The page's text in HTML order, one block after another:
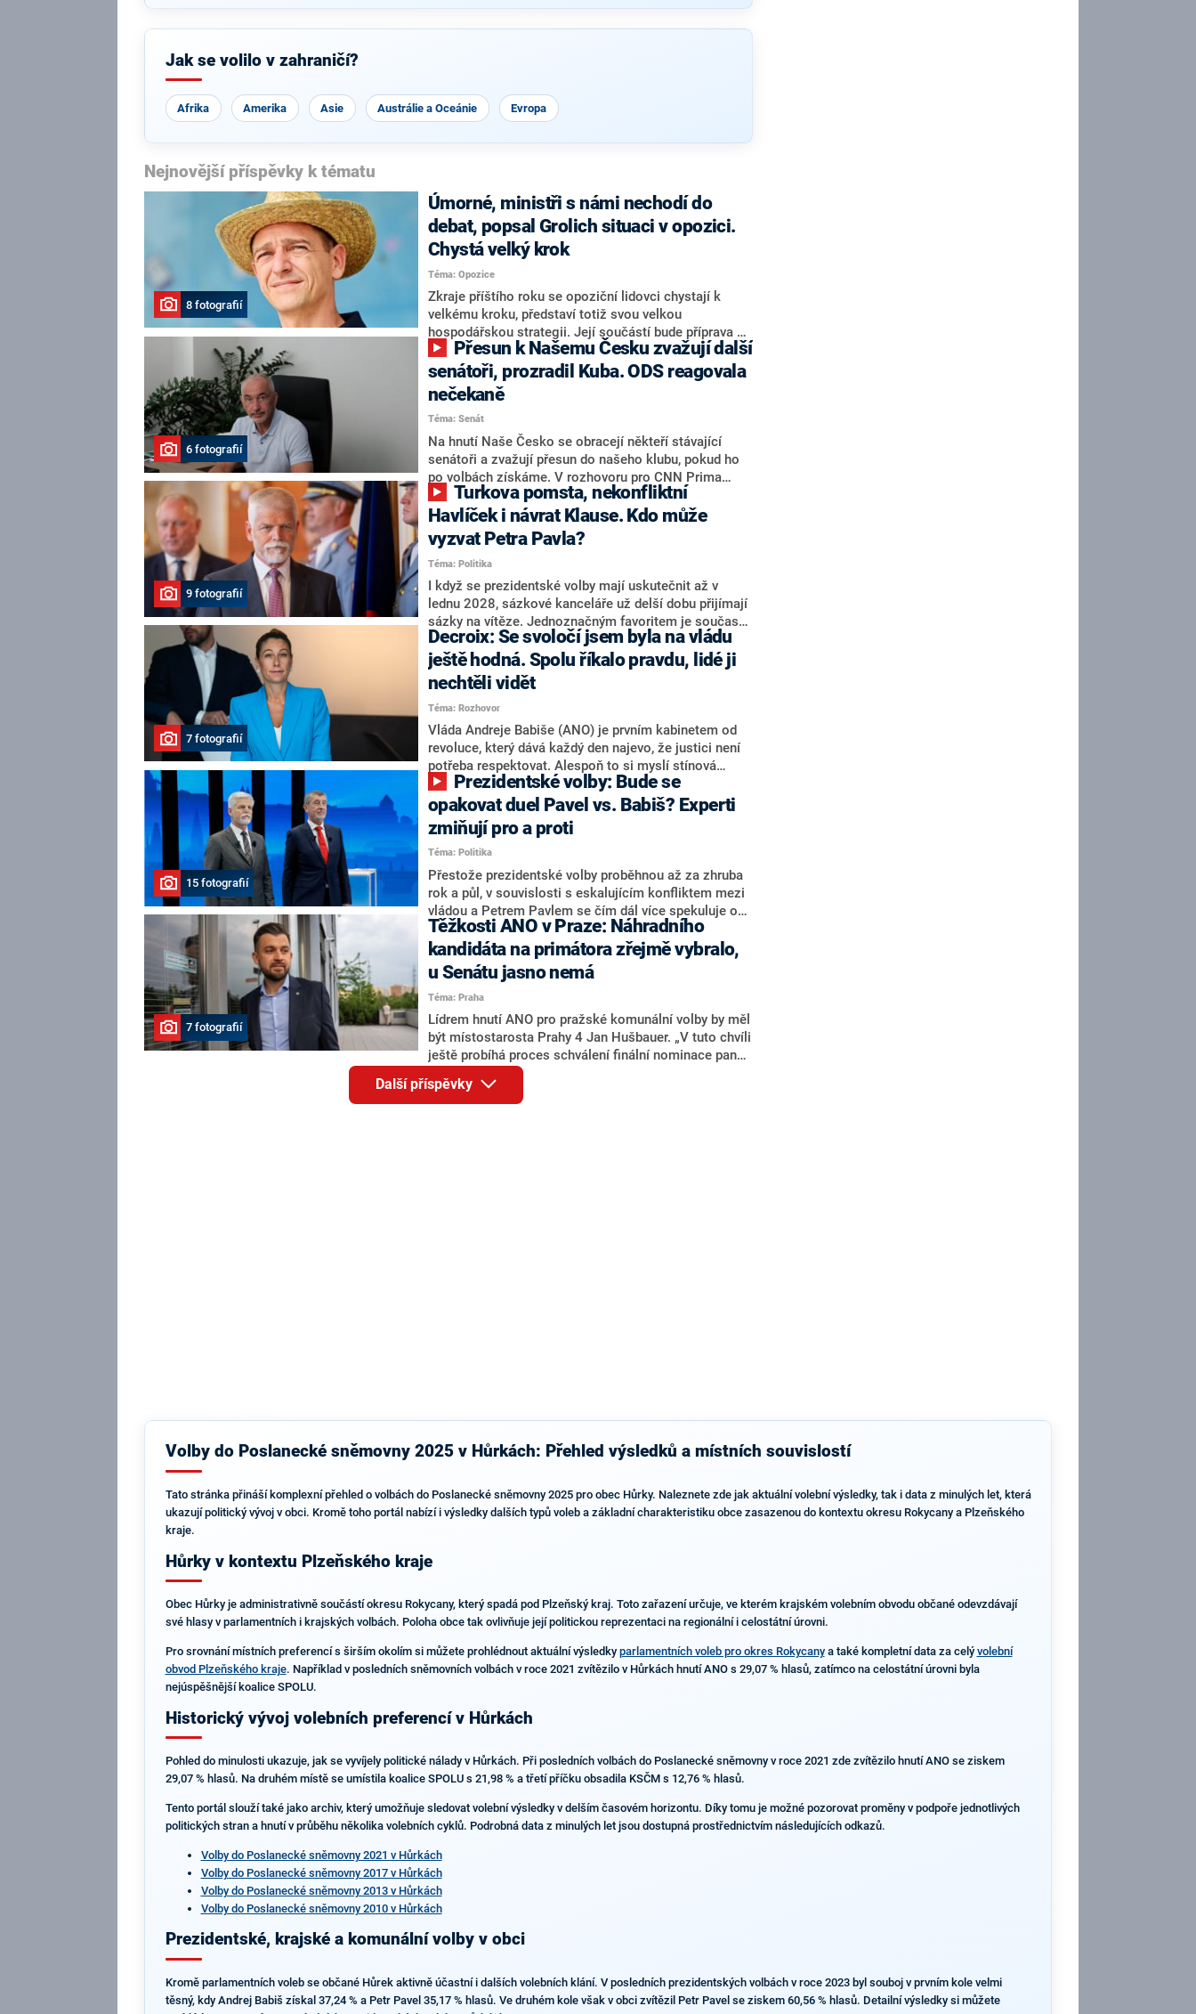
Jak se volilo v zahraničí?
Afrika Amerika Asie Austrálie a Oceánie Evropa
Nejnovější příspěvky k tématu
8 fotografií
Úmorné, ministři s námi nechodí do
debat, popsal Grolich situaci v opozici.
Chystá velký krok
Téma: Opozice
Zkraje příštího roku se opoziční lidovci chystají k
velkému kroku, představí totiž svou velkou
hospodářskou strategii. Její součástí bude příprava na
stárnutí populace, řekl ve středu na setkání s novináři
nový předseda lidovců Jan Grolich. Ten zároveň v
senátních volbách kandiduje ve Vyškově. Popsal i
aktivitu opozice, o níž vládní strany nebo političtí
komentátoři mluví jako o slabé a v defenzivě. „Je to
úmorná práce upozorňovat na chyby vlády. Ministři s
námi navíc nechodí do debat. Chceme ale ukazovat
svoje témata,“ odpověděl Grolich na dotaz CNN Prima
NEWS.
6 fotografií
senátoři, prozradil Kuba. ODS reagovala
nečekaně
Téma: Senát
Na hnutí Naše Česko se obracejí někteří stávající
senátoři a zvažují přesun do našeho klubu, pokud ho
po volbách získáme. V rozhovoru pro CNN Prima
NEWS to řekl zakladatel hnutí a jihočeský hejtman
Martin Kuba. Konkrétní nebyl, ale získat by takto mohl
například senátora Zdeňka Hrabu, který je dnes
součástí klubu ODS a TOP 09. Hraba to na dotaz
redakce nevyloučil. Předseda klubu senátorů ODS
Zdeněk Nytra redakci řekl, že počítá s odchodem
některých senátorů z klubu a že Naše Česko není
nepřítel, ale soupeř.
9 fotografií
Havlíček i návrat Klause. Kdo může
vyzvat Petra Pavla?
Téma: Politika
I když se prezidentské volby mají uskutečnit až v
lednu 2028, sázkové kanceláře už delší dobu přijímají
sázky na vítěze. Jednoznačným favoritem je současná
hlava státu Petr Pavel. Daleko za ním pak bookmakeři
zmiňují dva výrazné politiky ANO, tedy premiéra
Andreje Babiše a ministra průmyslu Karla Havlíčka.
Oblíbeným tipem samotných sázkařů je poslanec za
Motoristy Filip Turek. Politolog Jan Kubáček nicméně
o případné kandidatuře kohokoliv ze zmíněné trojice
značně pochybuje. Podle něj současná koalice dosud
nemá osobu, která by Pavlovi mohla konkurovat.
7 fotografií
Decroix: Se svoločí jsem byla na vládu
ještě hodná. Spolu říkalo pravdu, lidé ji
nechtěli vidět
Téma: Rozhovor
Vláda Andreje Babiše (ANO) je prvním kabinetem od
revoluce, který dává každý den najevo, že justici není
potřeba respektovat. Alespoň to si myslí stínová
ministryně spravedlnosti ODS Eva Decroix. V
rozhovoru pro CNN Prima NEWS si nebrala servítky
ohledně politického výkonu svého nástupce Jeronýma
Tejce (za ANO) či vládní zmocněnkyně pro lidská
práva Taťány Malé (ANO). Označením „svoloč“ na
adresu vlády prý byla ještě hodná. Decroix se také
vrátila k volební porážce koalice Spolu či promluvila o
hnutí Naše Česko Martina Kuby.
15 fotografií
opakovat duel Pavel vs. Babiš? Experti
zmiňují pro a proti
Téma: Politika
Přestože prezidentské volby proběhnou až za zhruba
rok a půl, v souvislosti s eskalujícím konfliktem mezi
vládou a Petrem Pavlem se čím dál více spekuluje o
tom, koho by do bitvy o Hrad mohla vyslat současná
koalice. Někteří političtí komentátoři znovu vytahují
jméno premiéra Andreje Babiše (ANO). Jak moc je
pravděpodobné, že se v prezidentských volbách 2028
bude znovu opakovat souboj z roku 2023?
7 fotografií
Těžkosti ANO v Praze: Náhradního
kandidáta na primátora zřejmě vybralo,
u Senátu jasno nemá
Téma: Praha
Lídrem hnutí ANO pro pražské komunální volby by měl
být místostarosta Prahy 4 Jan Hušbauer. „V tuto chvíli
ještě probíhá proces schválení finální nominace pana
Jana Hušbauera Výborem hnutí ANO,“ uvedl pro
redakci místopředseda pražského ANO Martin
Benkovič. O Hušbauerovi se spekulovalo jako o
Další příspěvky
Volby do Poslanecké sněmovny 2025 v Hůrkách: Přehled výsledků a místních souvislostí
Tato stránka přináší komplexní přehled o volbách do Poslanecké sněmovny 2025 pro obec Hůrky. Naleznete zde jak aktuální volební výsledky, tak i data z minulých let, která
ukazují politický vývoj v obci. Kromě toho portál nabízí i výsledky dalších typů voleb a základní charakteristiku obce zasazenou do kontextu okresu Rokycany a Plzeňského
kraje.
Hůrky v kontextu Plzeňského kraje
Obec Hůrky je administrativně součástí okresu Rokycany, který spadá pod Plzeňský kraj. Toto zařazení určuje, ve kterém krajském volebním obvodu občané odevzdávají
své hlasy v parlamentních i krajských volbách. Poloha obce tak ovlivňuje její politickou reprezentaci na regionální i celostátní úrovni.
Pro srovnání místních preferencí s širším okolím si můžete prohlédnout aktuální výsledky parlamentních voleb pro okres Rokycanya také kompletní data za celý volební
obvod Plzeňského kraje. Například v posledních sněmovních volbách v roce 2021 zvítězilo v Hůrkách hnutí ANO s 29,07 % hlasů, zatímco na celostátní úrovni byla
nejúspěšnější koalice SPOLU.
Historický vývoj volebních preferencí v Hůrkách
Pohled do minulosti ukazuje, jak se vyvíjely politické nálady v Hůrkách. Při posledních volbách do Poslanecké sněmovny v roce 2021 zde zvítězilo hnutí ANO se ziskem
29,07 % hlasů. Na druhém místě se umístila koalice SPOLU s 21,98 % a třetí příčku obsadila KSČM s 12,76 % hlasů.
Tento portál slouží také jako archiv, který umožňuje sledovat volební výsledky v delším časovém horizontu. Díky tomu je možné pozorovat proměny v podpoře jednotlivých
politických stran a hnutí v průběhu několika volebních cyklů. Podrobná data z minulých let jsou dostupná prostřednictvím následujících odkazů.
Volby do Poslanecké sněmovny 2021 v Hůrkách
Volby do Poslanecké sněmovny 2017 v Hůrkách
Volby do Poslanecké sněmovny 2013 v Hůrkách
Volby do Poslanecké sněmovny 2010 v Hůrkách
Prezidentské, krajské a komunální volby v obci
Kromě parlamentních voleb se občané Hůrek aktivně účastní i dalších volebních klání. V posledních prezidentských volbách v roce 2023 byl souboj v prvním kole velmi
těsný, kdy Andrej Babiš získal 37,24 % a Petr Pavel 35,17 % hlasů. Ve druhém kole však v obci zvítězil Petr Pavel se ziskem 60,56 % hlasů. Detailní výsledky si můžete